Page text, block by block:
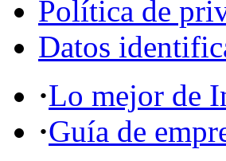
Política de
Datos
·Lo mejor de
·Guía de